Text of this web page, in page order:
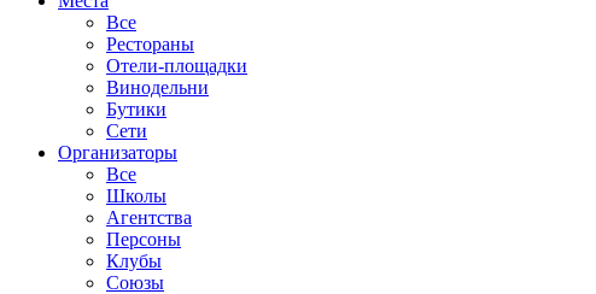
Все
Рестораны
Отели-площадки
Винодельни
Бутики
Сети
Организаторы
Все
Школы
Агентства
Персоны
Клубы
Союзы